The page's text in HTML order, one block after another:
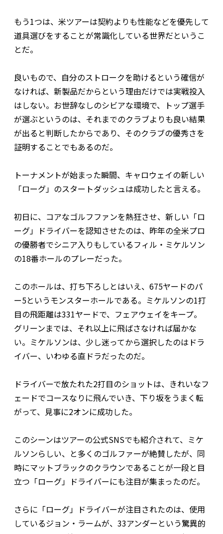
もう1つは、米ツアーは契約よりも性能などを優先して
道具選びをすることが常識化している世界だというこ
とだ。
良いもので、自分のストロークを助けるという確信が
なければ、新製品だからという理由だけでは実戦投入
はしない。お世辞なしのシビアな環境で、トップ選手
が選ぶというのは、それまでのクラブよりも良い結果
が出ると判断したからであり、そのクラブの優秀さを
証明することでもあるのだ。
トーナメントが始まった瞬間、キャロウェイの新しい
「ローグ」のスタートダッシュは成功したと言える。
初日に、コアなゴルフファンを熱狂させ、新しい「ロ
ーグ」ドライバーを認知させたのは、昨年の全米プロ
の優勝者でシニア入りもしているフィル・ミケルソン
の18番ホールのプレーだった。
このホールは、打ち下ろしとはいえ、675ヤードのパ
ー5というモンスターホールである。ミケルソンの1打
目の飛距離は331ヤードで、フェアウェイをキープ。
グリーンまでは、それ以上に飛ばさなければ届かな
い。ミケルソンは、少し迷ってから選択したのはドラ
イバー、いわゆる直ドラだったのだ。
ドライバーで放たれた2打目のショットは、きれいなフ
ェードでコースなりに飛んでいき、下り坂をうまく転
がって、見事に2オンに成功した。
このシーンはツアーの公式SNSでも紹介されて、ミケ
ルソンらしい、と多くのゴルファーが絶賛したが、同
時にマットブラックのクラウンであることが一段と目
立つ「ローグ」ドライバーにも注目が集まったのだ。
さらに「ローグ」ドライバーが注目されたのは、使用
しているジョン・ラームが、33アンダーという驚異的